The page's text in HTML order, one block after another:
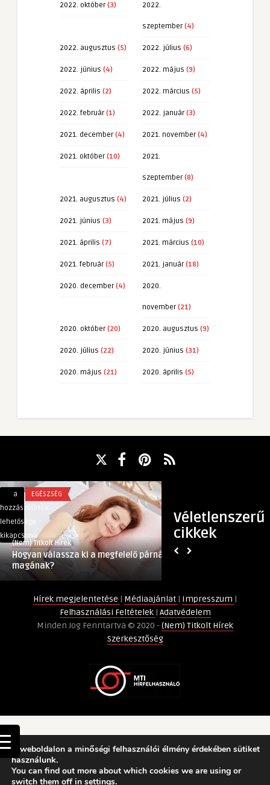
2022. október(3) 2022.
szeptember(4)
2022. augusztus (5) 2022. július (6)
2022. június (4) 2022. május (9)
2022. április (2) 2022. március (5)
2022. február(1) 2022. január(3)
2021. december(4) 2021. november(4)
2021. október(10) 2021.
szeptember(8)
2021. augusztus (4) 2021. július (2)
2021. június (3) 2021. május (9)
2021. április (7) 2021. március (10)
2021. február(5) 2021. január(18)
2020. december(4) 2020.
november(21)
2020. október(20) 2020. augusztus (9)
2020. július (22) 2020. június (31)
2020. május (21) 2020. április (5)
Véletlenszerű
cikkek
Hogyan
válassza
ki
a
megfelelő
párnát
magának?
a
hozzászólások
lehetősége
kikapcsolva
EGÉSZSÉG
(Nem) Titkolt Hírek
Hogyan válassza ki a megfelelő párnát
magának?
útmutató
bejegyzéshez
lehetősége
kikapcsolva
Hírek megjelentetése | Médiaajánlat | Impresszum |
Felhasználási Feltételek | Adatvédelem
Minden Jog Fenntartva © 2020 - (Nem) Titkolt Hírek
Szerkesztőség
A weboldalon a minőségi felhasználói élmény érdekében sütiket
használunk.
You can find out more about which cookies we are using or
switch them off in settings.